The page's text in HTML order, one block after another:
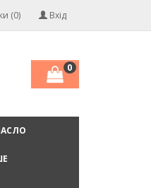
Вхід
(0)
0